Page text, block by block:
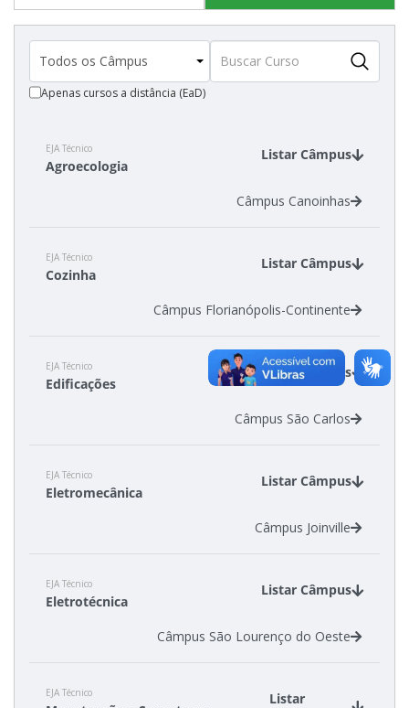
Calendário de inscrições
Processos Seletivos
Orientações para comprovação de cotas
Orientações para Matrícula
Estatísticas dos Processos Seletivos
Cadastro de interesse
Apenas cursos a distância (EaD)
EJA Técnico
Agroecologia
Listar Câmpus
Câmpus Canoinhas
EJA Técnico
Cozinha
Listar Câmpus
Câmpus Florianópolis-Continente
EJA Técnico
Edificações
Listar Câmpus
Câmpus São Carlos
EJA Técnico
Eletromecânica
Listar Câmpus
Câmpus Joinville
EJA Técnico
Eletrotécnica
Listar Câmpus
Câmpus São Lourenço do Oeste
EJA Técnico
Listar